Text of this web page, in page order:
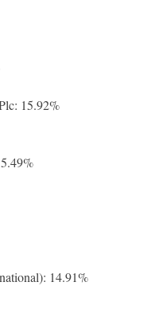
15.92%
14.91%